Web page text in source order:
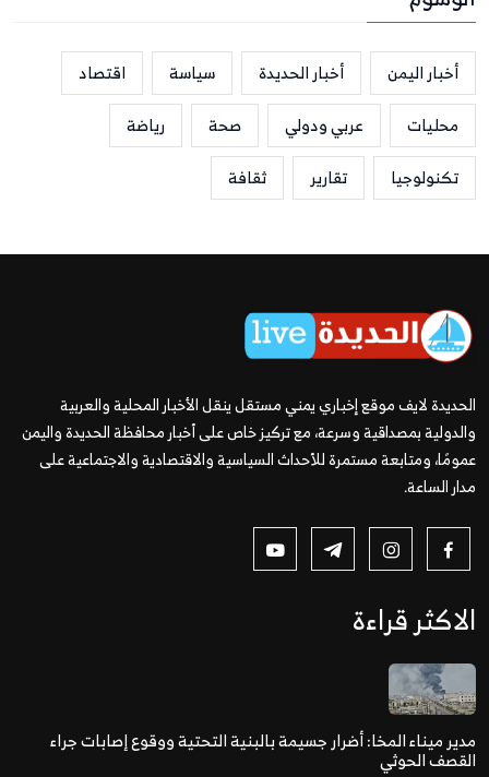
أخبار اليمن أخبار الحديدة سياسة
اقتصاد
محليات
عربي ودولي صحة
رياضة
تكنولوجيا
تقارير ثقافة
الحديدة لايف موقع إخباري يمني مستقل ينقل الأخبار المحلية والعربية
والدولية بمصداقية وسرعة، مع تركيز خاص على أخبار محافظة الحديدة واليمن
عمومًا، ومتابعة مستمرة للأحداث السياسية والاقتصادية والاجتماعية على
مدار الساعة.
الاكثر قراءة
مدير ميناء المخا: أضرار جسيمة بالبنية التحتية ووقوع إصابات جراء
القصف الحوثي